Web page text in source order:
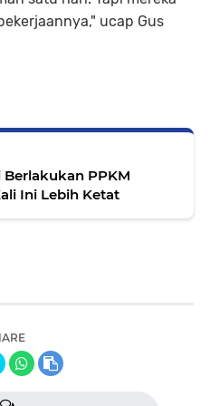
ucap Gus
PPKM
Ini Lebih Ketat